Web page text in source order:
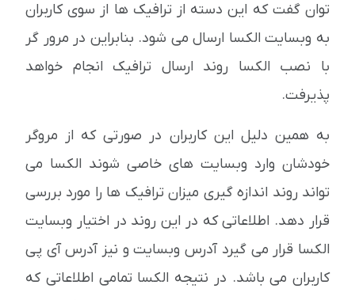
توان گفت که این دسته از ترافیک ها از سوی کاربران
به وبسایت الکسا ارسال می شود. بنابراین در مرور گر
با نصب الکسا روند ارسال ترافیک انجام خواهد
پذیرفت.
به همین دلیل این کاربران در صورتی که از مروگر
خودشان وارد وبسایت های خاصی شوند الکسا می
تواند روند اندازه گیری میزان ترافیک ها را مورد بررسی
قرار دهد. اطلاعاتی که در این روند در اختیار وبسایت
الکسا قرار می گیرد آدرس وبسایت و نیز آدرس آی پی
کاربران می باشد. در نتیجه الکسا تمامی اطلاعاتی که